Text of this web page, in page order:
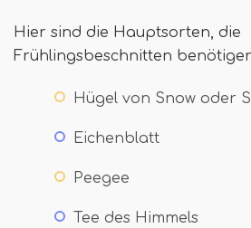
Hier sind die Hauptsorten, die
Frühlingsbeschnitten
Hügel von Snow oder
Eichenblatt
Peegee
Tee des Himmels